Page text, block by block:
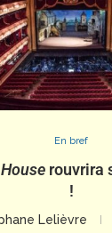
En bref
rouvrira
!
Lelièvre